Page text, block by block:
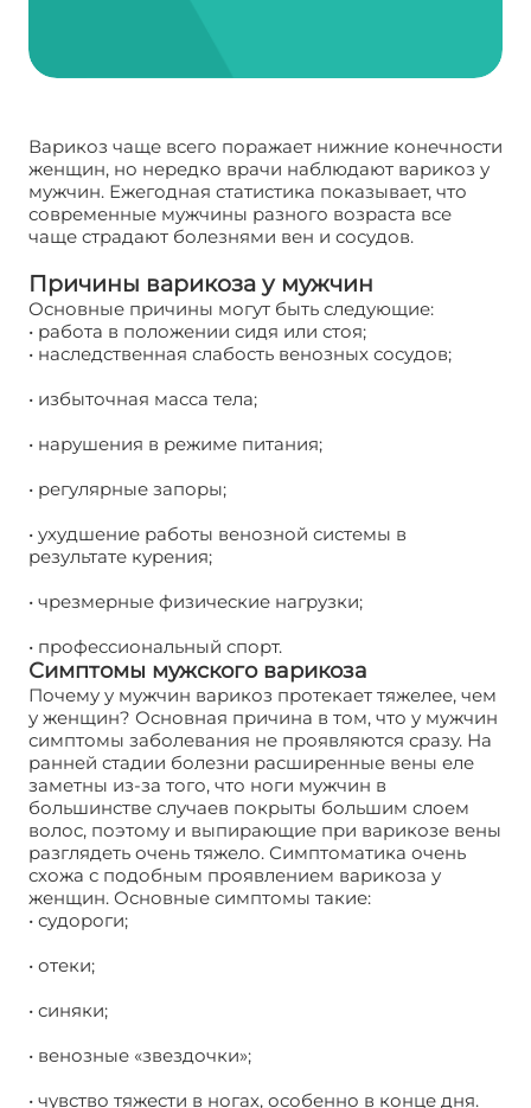
Варикоз чаще всего поражает нижние конечности
женщин, но нередко врачи наблюдают варикоз у
мужчин. Ежегодная статистика показывает, что
современные мужчины разного возраста все
чаще страдают болезнями вен и сосудов.
Причины варикоза у мужчин
Основные причины могут быть следующие:
• работа в положении сидя или стоя;
• наследственная слабость венозных сосудов;
• избыточная масса тела;
• нарушения в режиме питания;
• регулярные запоры;
• ухудшение работы венозной системы в
результате курения;
• чрезмерные физические нагрузки;
• профессиональный спорт.
Симптомы мужского варикоза
Почему у мужчин варикоз протекает тяжелее, чем
у женщин? Основная причина в том, что у мужчин
симптомы заболевания не проявляются сразу. На
ранней стадии болезни расширенные вены еле
заметны из-за того, что ноги мужчин в
большинстве случаев покрыты большим слоем
волос, поэтому и выпирающие при варикозе вены
разглядеть очень тяжело. Симптоматика очень
схожа с подобным проявлением варикоза у
женщин. Основные симптомы такие:
• судороги;
• отеки;
• синяки;
• венозные «звездочки»;
• чувство тяжести в ногах, особенно в конце дня.